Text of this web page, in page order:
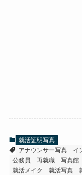
就活証明写真
アナウンサー写真
イ
公務員
再就職 写真館
就活メイク
就活写真